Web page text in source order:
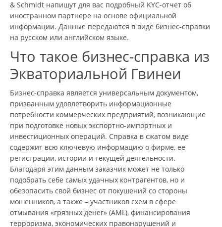
& Schmidt напишут для вас подробный KYC-отчет об
иностранном партнере на основе официальной
информации. Данные передаются в виде бизнес-справки
на русском или английском языке.
Что такое бизнес-справка из
Экваториальной Гвинеи
Бизнес-справка является универсальным документом,
призванным удовлетворить информационные
потребности коммерческих предприятий, возникающие
при подготовке новых экспортно-импортных и
инвестиционных операций. Справка в сжатом виде
содержит всю ключевую информацию о фирме, ее
регистрации, истории и текущей деятельности.
Благодаря этим данным заказчик может не только
подобрать себе самых удачных контрагентов, но и
обезопасить свой бизнес от покушений со стороны
мошенников, а также – участников схем в сфере
отмывания «грязных денег» (AML), финансирования
терроризма, экономических правонарушений и